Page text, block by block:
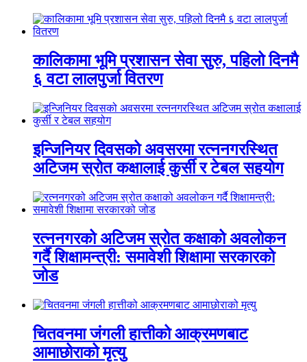
कालिकामा भूमि प्रशासन सेवा सुरु, पहिलो दिनमै
६ वटा लालपुर्जा वितरण
इन्जिनियर दिवसको अवसरमा रत्ननगरस्थित
अटिजम स्रोत कक्षालाई कुर्सी र टेबल सहयोग
रत्ननगरको अटिजम स्रोत कक्षाको अवलोकन
गर्दै शिक्षामन्त्री: समावेशी शिक्षामा सरकारको
जोड
चितवनमा जंगली हात्तीको आक्रमणबाट
आमाछोराको मृत्यु